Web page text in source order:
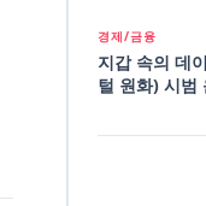
경제/금융
지갑 속의 데
털 원화) 시범